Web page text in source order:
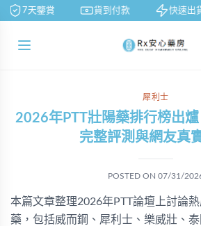
7天鑒賞 貨到付款 快速出貨
犀利士
2026年PTT壯陽藥排行榜出
完整評測與網友真
POSTED ON 07/31/
本篇文章整理2026年PTT論壇上討論
藥，包括威而鋼、犀利士、樂威壯、